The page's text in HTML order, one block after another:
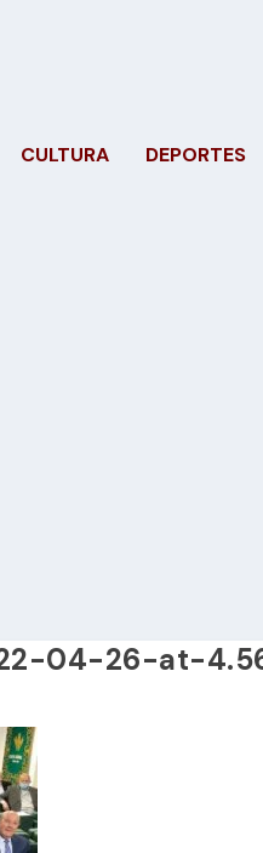
CULTURA DEPORTES
04-26-at-